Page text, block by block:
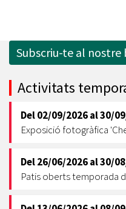
Subscriu-te al
Activitats
Del02/09/2026al30/
Exposició fotogràfica
Del26/06/2026al30/
Patis oberts temporada